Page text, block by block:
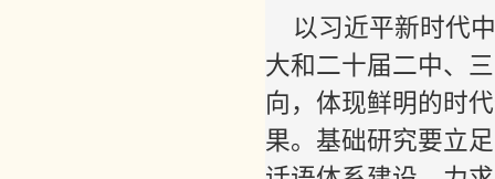
以习近平新时代
大和二十届二中、
向，体现鲜明的时
果。基础研究要立